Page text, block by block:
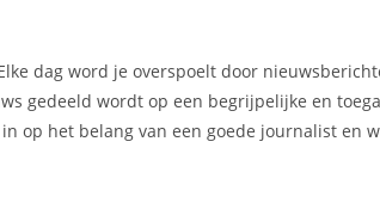
dag word je overspoelt door
gedeeld wordt op een begrijpelijke en
op het belang van een goede journalist en